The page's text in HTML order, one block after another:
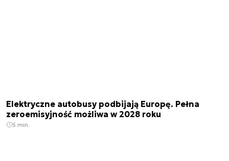
Elektryczne autobusy podbijają Europę. Pełna
zeroemisyjność możliwa w 2028 roku
5 min.